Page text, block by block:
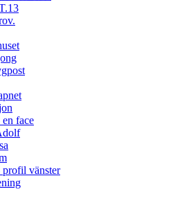
face
vänster